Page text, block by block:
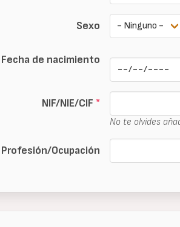
Sexo
Fecha de nacimiento
Datum
NIF/NIE/CIF *
No te olvides
Profesión/Ocupación